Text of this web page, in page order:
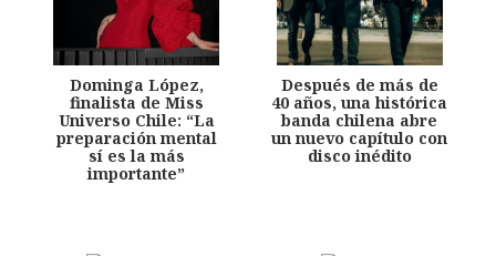
Dominga López,
finalista de Miss
Universo Chile: “La
preparación mental
sí es la más
importante”
Después de más de
40 años, una histórica
banda chilena abre
un nuevo capítulo con
disco inédito